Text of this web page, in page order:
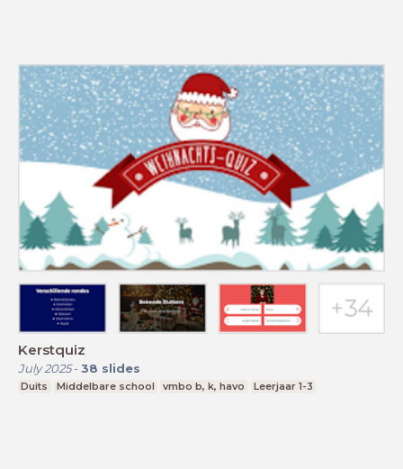
Kerstquiz
July 2025- 38 slides
Duits Middelbare school vmbo b, k, havo Leerjaar 1-3